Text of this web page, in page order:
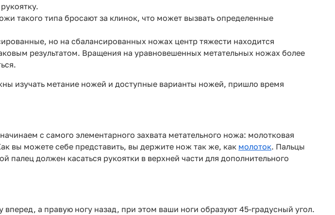
такого типа бросают за клинок, что может вызвать определенные
но на сбалансированных ножах центр тяжести находится
результатом. Вращения на уравновешенных метательных ножах более
изучать метание ножей и доступные варианты ножей, пришло время
с самого элементарного захвата метательного ножа: молотковая
вы можете себе представить, вы держите нож так же, как молоток. Пальцы
должен касаться рукоятки в верхней части для дополнительного
а правую ногу назад, при этом ваши ноги образуют 45-градусный угол.